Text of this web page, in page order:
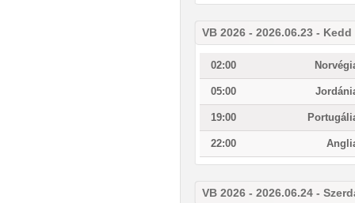
VB 2026 - 2026.06.23 - Kedd
02:00
05:00
19:00
22:00
VB 2026 - 2026.06.24 -